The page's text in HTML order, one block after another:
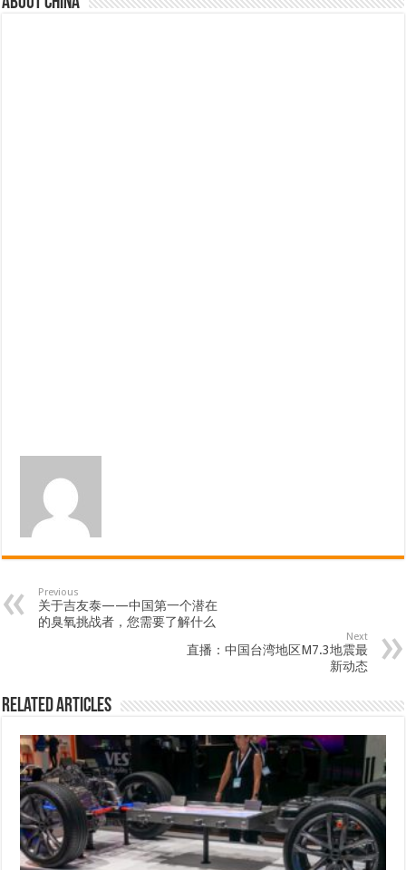
Previous
关于吉友泰——中国第一个潜在
的臭氧挑战者，您需要了解什么
Next
直播：中国台湾地区M7.3地震最
新动态
Related Articles